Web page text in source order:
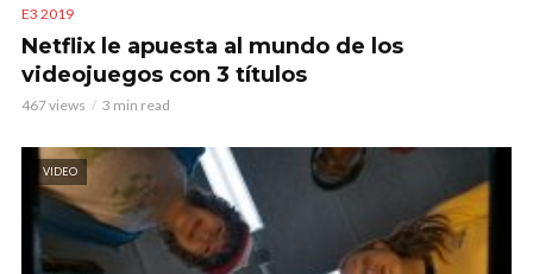
E3 2019
Netflix le apuesta al mundo de los
videojuegos con 3 títulos
467 views 3 min read
VIDEO